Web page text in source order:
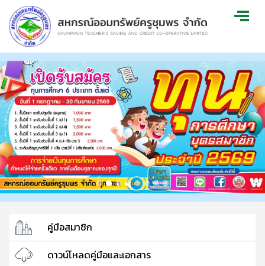
คู่มือสมาชิก
ดาวน์โหลดคู่มือและเอกสาร